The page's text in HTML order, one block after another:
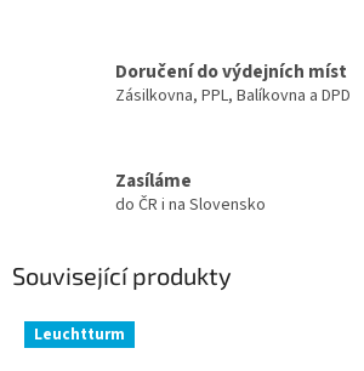
Doručení do výdejních míst
Zásilkovna, PPL, Balíkovna a DPD
Zasíláme
do ČR i na Slovensko
Související produkty
Leuchtturm